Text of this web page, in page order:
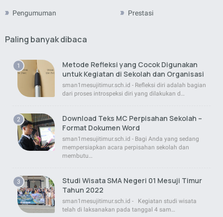
Pengumuman Prestasi
Paling banyak dibaca
Metode Refleksi yang Cocok Digunakan
untuk Kegiatan di Sekolah dan Organisasi
sman1mesujitimur.sch.id - Refleksi diri adalah bagian
dari proses introspeksi diri yang dilakukan d…
Download Teks MC Perpisahan Sekolah –
Format Dokumen Word
sman1mesujitimur.sch.id - Bagi Anda yang sedang
mempersiapkan acara perpisahan sekolah dan
membutu…
Studi Wisata SMA Negeri 01 Mesuji Timur
Tahun 2022
sman1mesujitimur.sch.id - Kegiatan studi wisata
telah di laksanakan pada tanggal 4 sam…